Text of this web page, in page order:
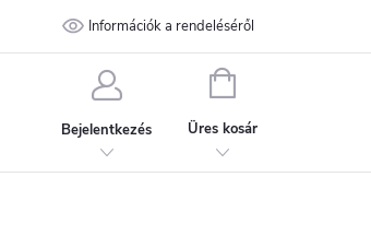
Adatvédelmi feltételek
Információk a rendeléséről
Bejelentkezés
KOSÁR
Üres kosár